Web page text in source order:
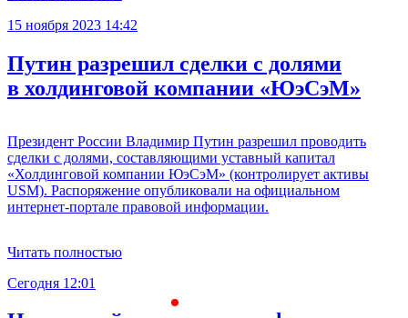
15 ноября 2023 14:42
Путин разрешил сделки с долями
в холдинговой компании «ЮэСэМ»
Президент России Владимир Путин разрешил проводить
сделки с долями, составляющими уставный капитал
«Холдинговой компании ЮэСэМ» (контролирует активы
USM). Распоряжение опубликовали на официальном
интернет-портале правовой информации.
Читать полностью
Сегодня 12:01